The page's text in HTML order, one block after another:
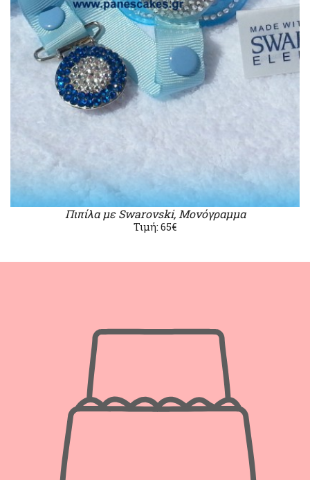
Πιπίλα με Swarovski, Μονόγραμμα
Τιμή: 65€